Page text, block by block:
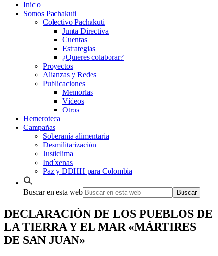
Inicio
Somos Pachakuti
Colectivo Pachakuti
Junta Directiva
Cuentas
Estrategias
¿Quieres colaborar?
Proyectos
Alianzas y Redes
Publicaciones
Memorias
Vídeos
Otros
Hemeroteca
Campañas
Soberanía alimentaria
Desmilitarización
Justiclima
Indíxenas
Paz y DDHH para Colombia
Buscar en esta web
DECLARACIÓN DE LOS PUEBLOS DE
LA TIERRA Y EL MAR «MÁRTIRES
DE SAN JUAN»